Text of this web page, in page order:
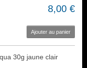
8,00 €
Ajouter au panier
30g jaune clair